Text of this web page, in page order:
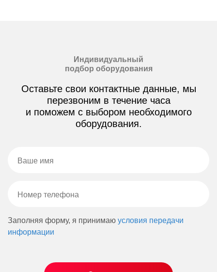
Индивидуальный
подбор оборудования
Оставьте свои контактные данные, мы
перезвоним в течение часа
и поможем с выбором необходимого
оборудования.
Заполняя форму, я принимаю условия передачи
информации